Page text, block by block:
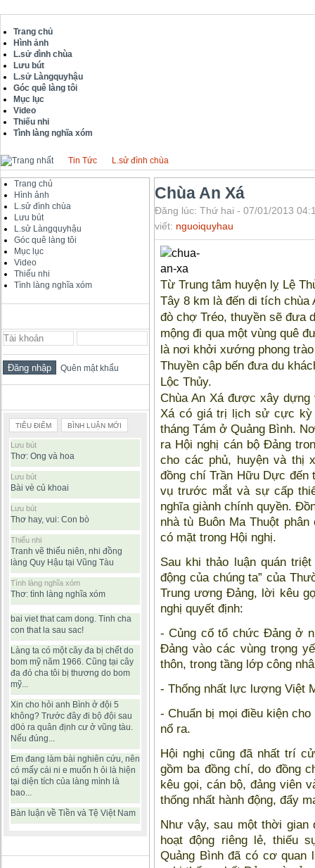
Trang chủ
Hình ảnh
L.sử đình chùa
Lưu bút
L.sử Làngquyhậu
Góc quê làng tôi
Mục lục
Video
Thiếu nhi
Tình làng nghĩa xóm
Tin Tức L.sử đình chùa
Trang chủ
Hình ảnh
L.sử đình chùa
Lưu bút
L.sử Làngquyhậu
Góc quê làng tôi
Mục lục
Video
Thiếu nhi
Tình làng nghĩa xóm
Quên mật khẩu
TIÊU ĐIỂM BÌNH LUẬN MỚI
Lưu bút
Thơ: Ong và hoa
Lưu bút
Bài vè củ khoai
Lưu bút
Thơ hay, vui: Con bò
Thiếu nhi
Tranh vẽ thiếu niên, nhi đồng
làng Quy Hậu tại Vũng Tàu
Tình làng nghĩa xóm
Thơ: tình làng nghĩa xóm
bai viet that cam dong. Tinh cha
con that la sau sac!
Làng ta có một cây đa bị chết do
bom mỹ năm 1966. Cũng tại cây
đa đó cha tôi bị thương do bom
mỹ...
Xin cho hỏi anh Bình ở đội 5
không? Trước đây đi bộ đội sau
d0ó ra quân định cư ở vũng tàu.
Nếu đúng...
Em đang làm bài nghiên cứu, nên
có mấy cái ni e muốn h ỏi là hiện
tại diện tích của làng mình là
bao...
Bàn luận về Tiền và Tệ Việt Nam
Chùa An Xá
Đăng lúc: Thứ hai - 07/01/2013
viết: nguoiquyhau
Từ Trung tâm huyện lỵ Lệ
Tây 8 km là đến di tích chùa
đò chợ Tréo, thuyền sẽ đưa
mộng đi qua một vùng quê
là nơi khởi xướng phong
Thuyền cập bến đưa du
Lộc Thủy.
Chùa An Xá được xây dựng
Xá có giá trị lịch sử cực kỳ
tháng Tám ở Quảng Bình.
ra Hội nghị cán bộ Đảng
cho các phủ, huyện và thị
đồng chí Trần Hữu Dực đến
vụ trước mắt và sự cấp
nghĩa giành chính quyền.
nhà tù Buôn Ma Thuột
có mặt trong Hội nghị.
Sau khi thảo luận quán
động của chúng ta” của
Trung ương Đảng, lời kêu
nghị quyết định:
- Củng cố tổ chức Đảng ở
Đảng vào các vùng trọng
thôn, trong tầng lớp công
- Thống nhất lực lượng Việt
- Chuẩn bị mọi điều kiện
nổ ra.
Hội nghị cũng đã nhất trí
gồm ba đồng chí, do đồng
kêu gọi, cán bộ, đảng viên
thống nhất hành động, đẩy
Như vậy, sau một thời
hoạt động riêng lẻ, thiếu
Quảng Bình đã có cơ quan